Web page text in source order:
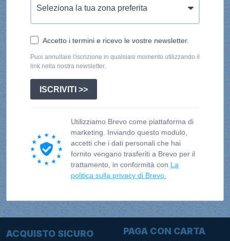
Accetto i termini e ricevo le vostre newsletter.
Puoi annullare l'iscrizione in qualsiasi momento utilizzando il
link nella nostra newsletter.
ISCRIVITI >>
Utilizziamo Brevo come piattaforma di
marketing. Inviando questo modulo,
accetti che i dati personali che hai
fornito vengano trasferiti a Brevo per il
trattamento, in conformità con La
politica sulla privacy di Brevo.
ACQUISTO SICURO PAGA CON CARTA